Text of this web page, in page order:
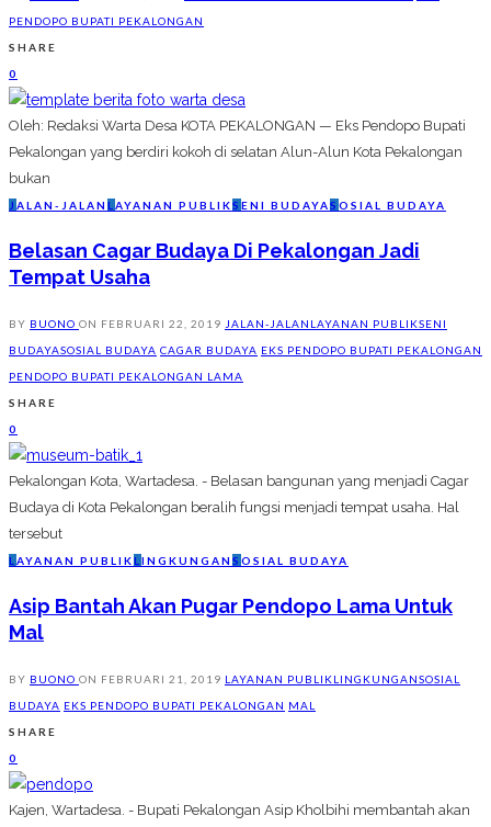
PENDOPO BUPATI PEKALONGAN
SHARE
0
Oleh: Redaksi Warta Desa KOTA PEKALONGAN — Eks Pendopo Bupati
Pekalongan yang berdiri kokoh di selatan Alun-Alun Kota Pekalongan
bukan
J ALAN-JALAN L AYANAN PUBLIKS ENI BUDAYAS OSIAL BUDAYA
Belasan Cagar Budaya Di Pekalongan Jadi
Tempat Usaha
BY BUONO ON FEBRUARI 22, 2019 JALAN-JALAN LAYANAN PUBLIKSENI
BUDAYASOSIAL BUDAYA CAGAR BUDAYA EKS PENDOPO BUPATI PEKALONGAN
PENDOPO BUPATI PEKALONGAN LAMA
SHARE
0
Pekalongan Kota, Wartadesa. - Belasan bangunan yang menjadi Cagar
Budaya di Kota Pekalongan beralih fungsi menjadi tempat usaha. Hal
tersebut
L AYANAN PUBLIKL INGKUNGAN S OSIAL BUDAYA
Asip Bantah Akan Pugar Pendopo Lama Untuk
Mal
BY BUONO ON FEBRUARI 21, 2019 LAYANAN PUBLIKLINGKUNGANSOSIAL
BUDAYA EKS PENDOPO BUPATI PEKALONGAN MAL
SHARE
0
Kajen, Wartadesa. - Bupati Pekalongan Asip Kholbihi membantah akan